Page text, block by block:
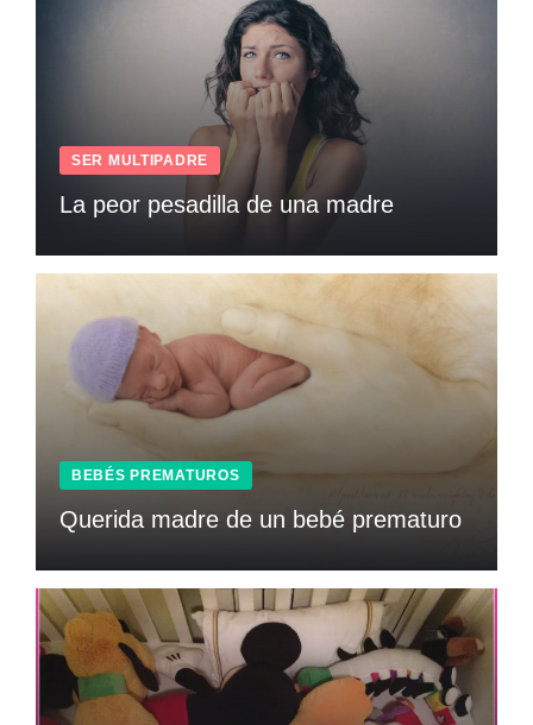
SER MULTIPADRE
La peor pesadilla de una madre
BEBÉS PREMATUROS
Querida madre de un bebé prematuro